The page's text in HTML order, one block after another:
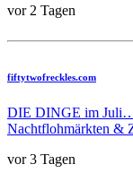
vor 2 Tagen
fiftytwofreckles.com
DIE DINGE im Juli…
Nachtflohmärkten &
vor 3 Tagen